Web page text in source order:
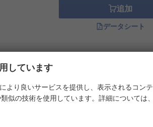
線整理に役立ちます。
代表的なメーカーです。
追加
データシート
グランド グレー,
イロン66 4 mm数量
しています
より良いサービスを提供し、表示されるコンテ
似の技術を使用しています。詳細については、